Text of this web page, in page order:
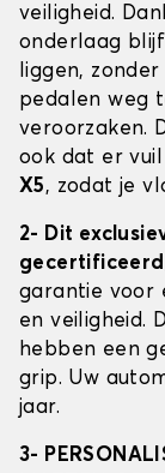
veiligheid.
onderlaag
liggen,
pedalen weg
veroorzaken.
ook dat er
X5, zodat je
2- Dit
gecertificeerd
garantie voor
en veiligheid.
hebben een
grip. Uw
jaar.
3-